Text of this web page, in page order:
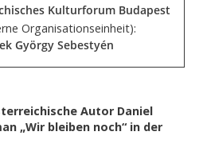
Kulturforum Budapest
Organisationseinheit):
György Sebestyén
Autor Daniel
„Wir bleiben noch“ in der